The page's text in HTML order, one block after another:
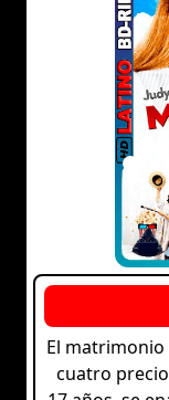
El matrimonio
cuatro